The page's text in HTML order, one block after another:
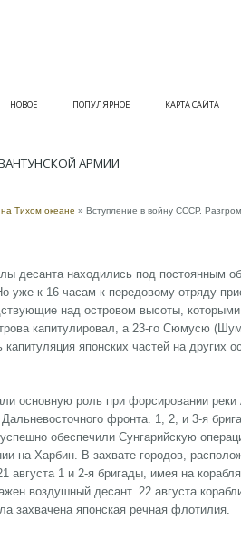
НОВОЕ ПОПУЛЯРНОЕ КАРТА САЙТА
АРМИИ
Тихом океане » Вступление в войну СССР.
десанта находились под постоянным
уже к 16 часам к передовому отряду
над островом высоты,
капитулировал, а 23-го Сюмусю
японских частей на других
основную роль при форсировании
фронта. 1, 2, и 3-я
обеспечили Сунгарийскую
на Харбин. В захвате городов,
августа 1 и 2-я бригады, имея на
воздушный десант. 22 августа
захвачена японская речная флотилия.